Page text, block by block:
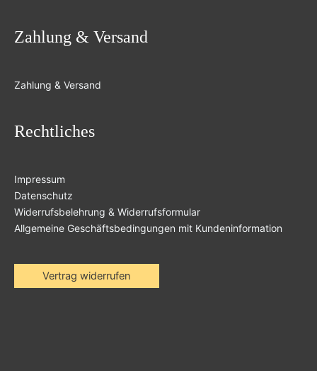
Zahlung & Versand
Zahlung & Versand
Rechtliches
Impressum
Datenschutz
Widerrufsbelehrung & Widerrufsformular
Allgemeine Geschäftsbedingungen mit Kundeninformation
Vertrag widerrufen